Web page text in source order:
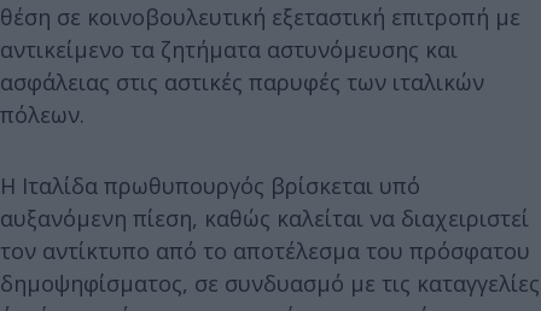
θέση σε κοινοβουλευτική εξεταστική επιτροπή με
αντικείμενο τα ζητήματα αστυνόμευσης και
ασφάλειας στις αστικές παρυφές των ιταλικών
πόλεων.
Η Ιταλίδα πρωθυπουργός βρίσκεται υπό
αυξανόμενη πίεση, καθώς καλείται να διαχειριστεί
τον αντίκτυπο από το αποτέλεσμα του πρόσφατου
δημοψηφίσματος, σε συνδυασμό με τις καταγγελίες